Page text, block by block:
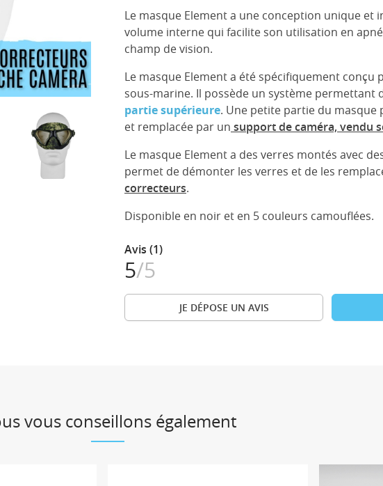
Le masque Element a une conception unique et
volume interne qui facilite son utilisation en
champ de vision.
Le masque Element a été spécifiquement conçu
sous-marine. Il possède un système permettant
partie supérieure. Une petite partie du masque
et remplacée par un support de caméra, vendu
Le masque Element a des verres montés avec
permet de démonter les verres et de les
correcteurs.
Disponible en noir et en 5 couleurs camouflées.
Avis (1)
5/5
JE DÉPOSE UN AVIS
vous conseillons également